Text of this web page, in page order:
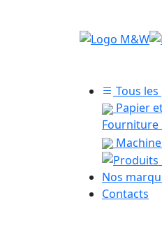
Tous
Papier
Nos
Contacts